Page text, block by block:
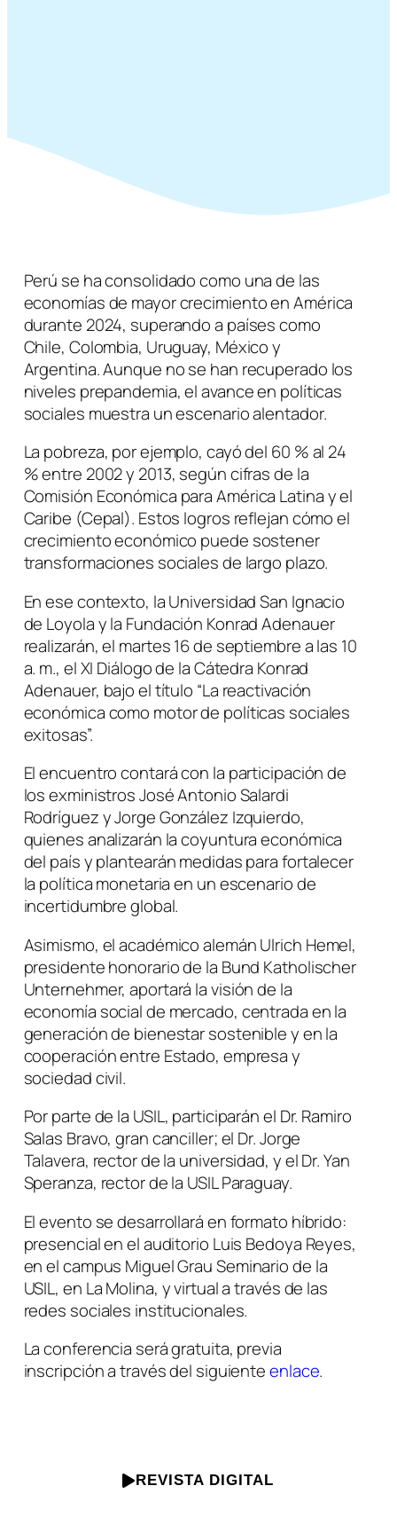
REVISTA DIGITAL
Perú se ha consolidado como una de las
economías de mayor crecimiento en América
durante 2024, superando a países como
Chile, Colombia, Uruguay, México y
Argentina. Aunque no se han recuperado los
niveles prepandemia, el avance en políticas
sociales muestra un escenario alentador.
La pobreza, por ejemplo, cayó del 60 % al 24
% entre 2002 y 2013, según cifras de la
Comisión Económica para América Latina y el
Caribe (Cepal). Estos logros reflejan cómo el
crecimiento económico puede sostener
transformaciones sociales de largo plazo.
En ese contexto, la Universidad San Ignacio
de Loyola y la Fundación Konrad Adenauer
realizarán, el martes 16 de septiembre a las 10
a. m., el XI Diálogo de la Cátedra Konrad
Adenauer, bajo el título “La reactivación
económica como motor de políticas sociales
exitosas”.
El encuentro contará con la participación de
los exministros José Antonio Salardi
Rodríguez y Jorge González Izquierdo,
quienes analizarán la coyuntura económica
del país y plantearán medidas para fortalecer
la política monetaria en un escenario de
incertidumbre global.
Asimismo, el académico alemán Ulrich Hemel,
presidente honorario de la Bund Katholischer
Unternehmer, aportará la visión de la
economía social de mercado, centrada en la
generación de bienestar sostenible y en la
cooperación entre Estado, empresa y
sociedad civil.
Por parte de la USIL, participarán el Dr. Ramiro
Salas Bravo, gran canciller; el Dr. Jorge
Talavera, rector de la universidad, y el Dr. Yan
Speranza, rector de la USIL Paraguay.
El evento se desarrollará en formato híbrido:
presencial en el auditorio Luis Bedoya Reyes,
en el campus Miguel Grau Seminario de la
USIL, en La Molina, y virtual a través de las
redes sociales institucionales.
La conferencia será gratuita, previa
inscripción a través del siguienteenlace.